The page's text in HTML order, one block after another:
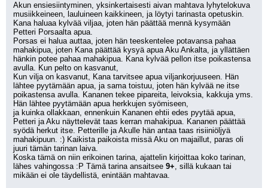
Akun ensiesiintyminen, yksinkertaisesti aivan mahtava lyhytelokuva
musiikkeineen, lauluineen kaikkineen, ja löytyi tarinasta opetuskin.
Kana haluaa kylvää viljaa, joten hän päättää mennä kysymään
Petteri Porsaalta apua.
Porsas ei halua auttaa, joten hän teeskentelee potavansa pahaa
mahakipua, joten Kana päättää kysyä apua Aku Ankalta, ja yllättäen
hänkin potee pahaa mahakipua. Kana kylvää pellon itse poikastensa
avulla. Kun pelto on kasvanut,
Kun vilja on kasvanut, Kana tarvitsee apua viljankorjuuseen. Hän
lähtee pyytämään apua, ja sama toistuu, joten hän kylvää ne itse
poikastensa avulla. Kananen tekee pipareita, leivoksia, kakkuja yms.
Hän lähtee pyytämään apua herkkujen syömiseen,
ja kuinka ollakkaan, ennenkuin Kananen ehtii edes pyytää apua,
Petteri ja Aku näyttelevät taas kerran mahakipua. Kananen päättää
syödä herkut itse. Petterille ja Akulle hän antaa taas risiiniöljyä
mahakipuun. :) Kaikista paikoista missä Aku on majaillut, paras oli
juuri tämän tarinan laiva.
Koska tämä on niin erikoinen tarina, ajattelin kirjoittaa koko tarinan,
lähes vahingossa :P Tämä tarina ansaitsee 9+, sillä kukaan tai
mikään ei ole täydellistä, enintään mahtavaa.